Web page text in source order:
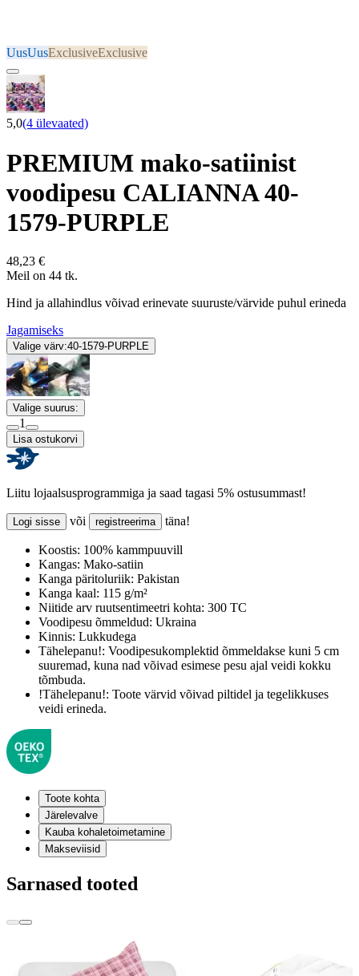
UusUusExclusiveExclusive
5,0(4 ülevaated)
PREMIUM mako-satiinist
voodipesu CALIANNA 40-
1579-PURPLE
48,23 €
Meil on 44 tk.
Hind ja allahindlus võivad erinevate suuruste/värvide puhul erineda
Jagamiseks
Valige värv:40-1579-PURPLE
Valige suurus:
1
Lisa ostukorvi
Liitu lojaalsusprogrammiga ja saad tagasi 5% ostusummast!
Logi sisse või registreerima täna!
Koostis: 100% kammpuuvill
Kangas: Mako-satiin
Kanga päritoluriik: Pakistan
Kanga kaal: 115 g/m²
Niitide arv ruutsentimeetri kohta: 300 TC
Voodipesu õmmeldud: Ukraina
Kinnis: Lukkudega
Tähelepanu!: Voodipesukomplektid õmmeldakse kuni 5 cm
suuremad, kuna nad võivad esimese pesu ajal veidi kokku
tõmbuda.
!Tähelepanu!: Toote värvid võivad piltidel ja tegelikkuses
veidi erineda.
Toote kohta
Järelevalve
Kauba kohaletoimetamine
Makseviisid
Sarnased tooted